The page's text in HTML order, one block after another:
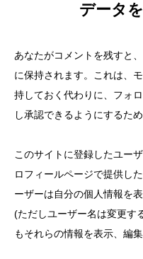
データ
あなたがコメントを残すと
に保持されます。これは、
持しておく代わりに、フォ
し承認できるようにするため
このサイトに登録したユー
ロフィールページで提供し
ーザーは自分の個人情報を
(ただしユーザー名は変更す
もそれらの情報を表示、編集